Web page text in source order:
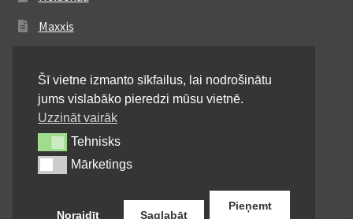
Maxxis
Michelin
Mitas
Pirelli
Shinko
Šī vietne izmanto sīkfailus, lai nodrošinātu
jums vislabāko pieredzi mūsu vietnē.
Uzzināt vairāk
TehnisksTehnisks
MārketingsMārketings
Noraidīt Saglabāt
Pieņemt